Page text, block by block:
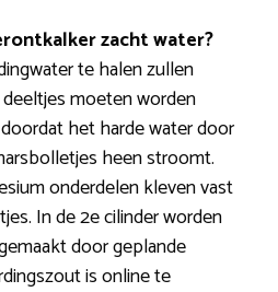
zacht water?
te halen zullen
moeten worden
het harde water door
heen stroomt.
onderdelen kleven vast
In de 2e cilinder worden
door geplande
is online te